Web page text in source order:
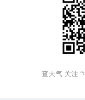
查天气 关注 “